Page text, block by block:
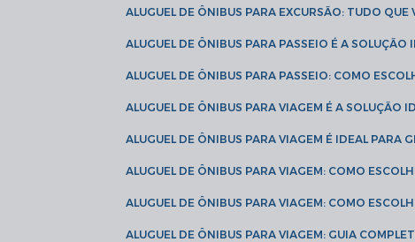
ALUGUEL DE ÔNIBUS PARA EXCURSÃO: TUDO QUE
ALUGUEL DE ÔNIBUS PARA PASSEIO É A
ALUGUEL DE ÔNIBUS PARA PASSEIO: COMO
ALUGUEL DE ÔNIBUS PARA VIAGEM É A
ALUGUEL DE ÔNIBUS PARA VIAGEM É IDEAL
ALUGUEL DE ÔNIBUS PARA VIAGEM: COMO
ALUGUEL DE ÔNIBUS PARA VIAGEM: COMO
ALUGUEL DE ÔNIBUS PARA VIAGEM: GUIA